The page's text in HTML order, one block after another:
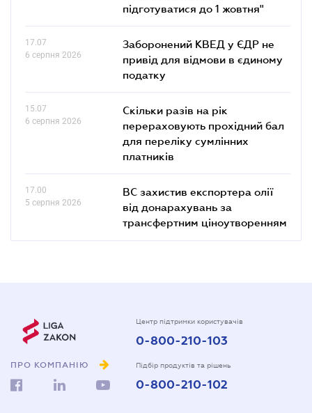
підготуватися до 1 жовтня"
17.07
6 серпня 2026
Заборонений КВЕД у ЄДР не
привід для відмови в єдиному
податку
15.07
6 серпня 2026
Скільки разів на рік
перераховують прохідний бал
для переліку сумлінних
платників
17.00
5 серпня 2026
ВС захистив експортера олії
від донарахувань за
трансфертним ціноутворенням
ПРО КОМПАНІЮ
Центр підтримки користувачів
0-800-210-103
Підбір продуктів та рішень
0-800-210-102